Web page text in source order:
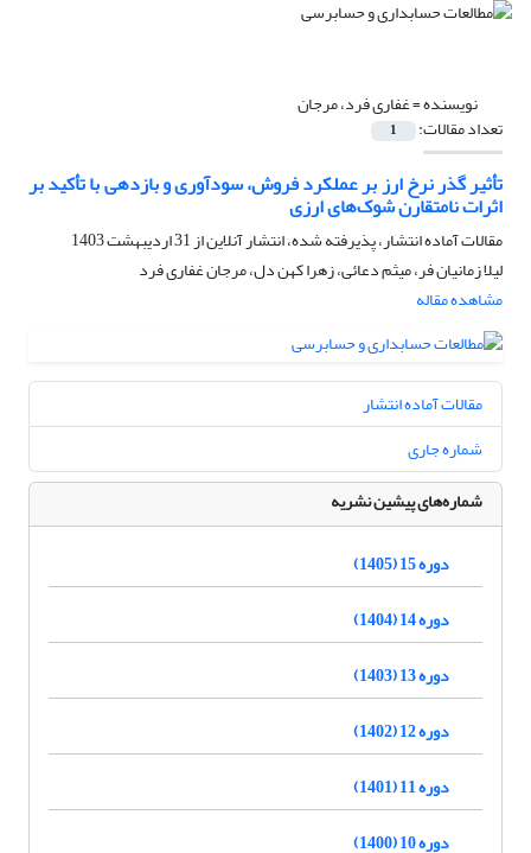
نویسنده =غفاری فرد، مرجان
تعداد مقالات: 1
تأثیر گذر نرخ ارز بر عملکرد فروش، سودآوری و بازدهی با تأکید بر
اثرات نامتقارن شوک‌های ارزی
مقالات آماده انتشار، پذیرفته شده، انتشار آنلاین از31 اردیبهشت 1403
لیلا زمانیان فر، میثم دعائی، زهرا کهن دل، مرجان غفاری فرد
مشاهده مقاله
مقالات آماده انتشار
شماره جاری
شماره‌های پیشین نشریه
دوره 15 (1405)
دوره 14 (1404)
دوره 13 (1403)
دوره 12 (1402)
دوره 11 (1401)
دوره 10 (1400)